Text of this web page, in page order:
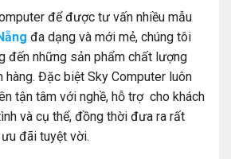
để được tư vấn nhiều mẫu
đa dạng và mới mẻ, chúng tôi
đến những sản phẩm chất lượng
hàng. Đặc biệt Sky Computer luôn
tận tâm với nghề, hỗ trợ cho khách
và cụ thể, đồng thời đưa ra rất
đãi tuyệt vời.